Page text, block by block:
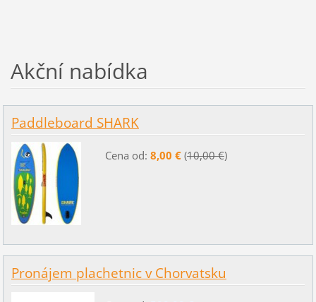
Akční nabídka
Paddleboard SHARK
Cena od: 8,00 €(10,00 €)
Pronájem plachetnic v Chorvatsku